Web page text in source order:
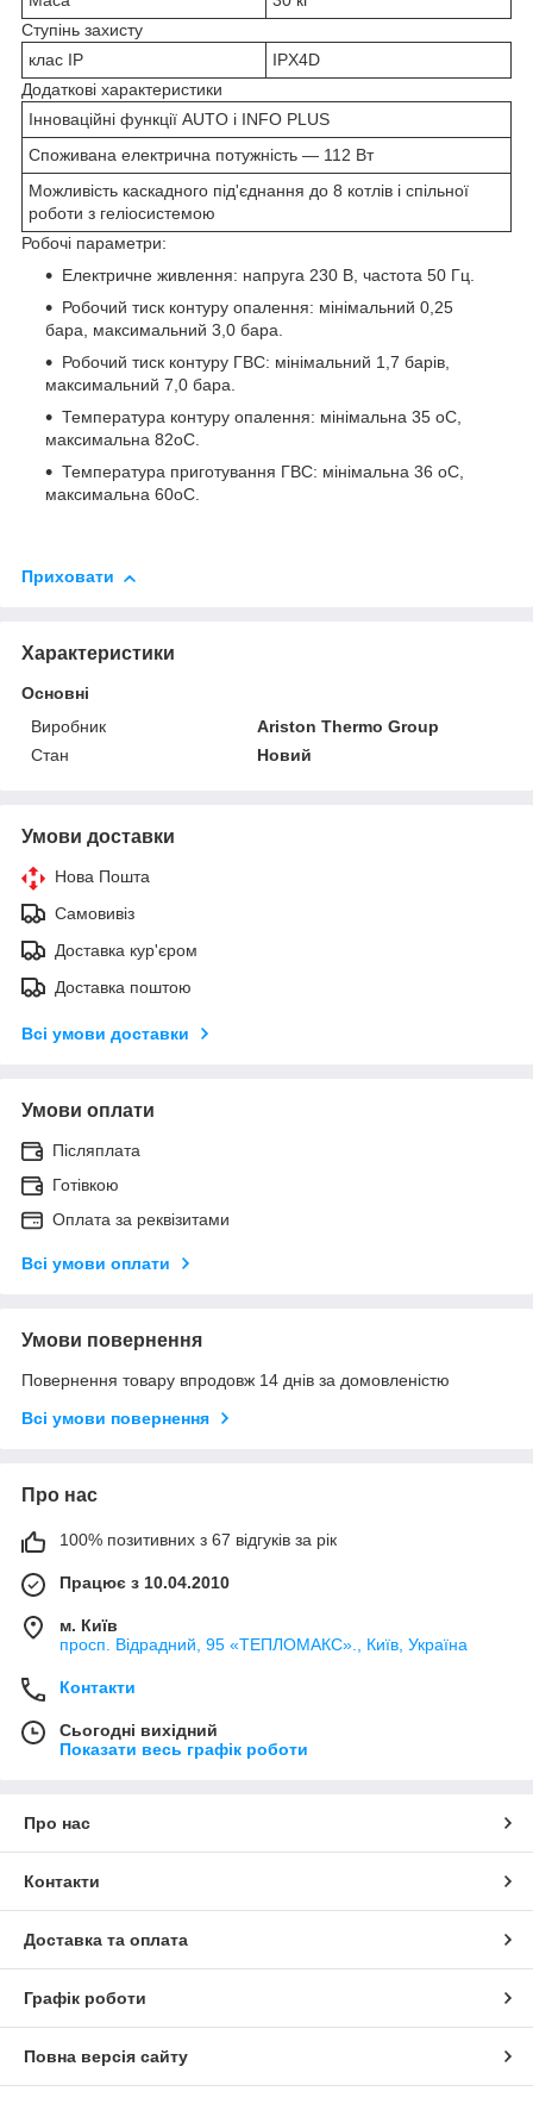
Ступінь захисту
клас IP
IPX4D
Додаткові характеристики
Інноваційні функції AUTO і INFO PLUS
Споживана електрична потужність — 112 Вт
Можливість каскадного під'єднання до 8 котлів і спільної
роботи з геліосистемою
Робочі параметри:
Електричне живлення: напруга 230 В, частота 50 Гц.
Робочий тиск контуру опалення: мінімальний 0,25
бара, максимальний 3,0 бара.
Робочий тиск контуру ГВС: мінімальний 1,7 барів,
максимальний 7,0 бара.
Температура контуру опалення: мінімальна 35 oC,
максимальна 82oC.
Температура приготування ГВС: мінімальна 36 oC,
максимальна 60oC.
Приховати
Характеристики
Основні
Виробник
Ariston Thermo Group
Стан
Новий
Умови доставки
Нова Пошта
Самовивіз
Доставка кур'єром
Доставка поштою
Всі умови доставки
Умови оплати
Післяплата
Готівкою
Оплата за реквізитами
Всі умови оплати
Умови повернення
Повернення товару впродовж 14 днів за домовленістю
Всі умови повернення
Про нас
100% позитивних з 67 відгуків за рік
Працює з 10.04.2010
м. Київ
просп. Відрадний, 95 «ТЕПЛОМАКС»., Київ, Україна
Контакти
Сьогодні вихідний
Показати весь графік роботи
Про нас
Контакти
Доставка та оплата
Графік роботи
Повна версія сайту